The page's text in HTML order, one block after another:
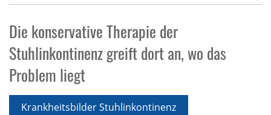
Die konservative Therapie der
Stuhlinkontinenz greift dort an, wo das
Problem liegt
Krankheitsbilder Stuhlinkontinenz